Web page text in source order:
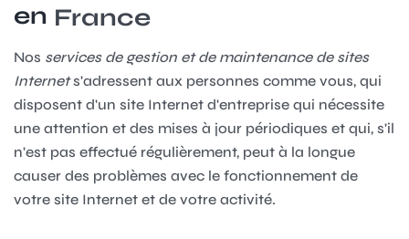
en France
Nos services de gestion et de maintenance de sites
Internets'adressent aux personnes comme vous, qui
disposent d'un site Internet d'entreprise qui nécessite
une attention et des mises à jour périodiques et qui, s'il
n'est pas effectué régulièrement, peut à la longue
causer des problèmes avec le fonctionnement de
votre site Internet et de votre activité.